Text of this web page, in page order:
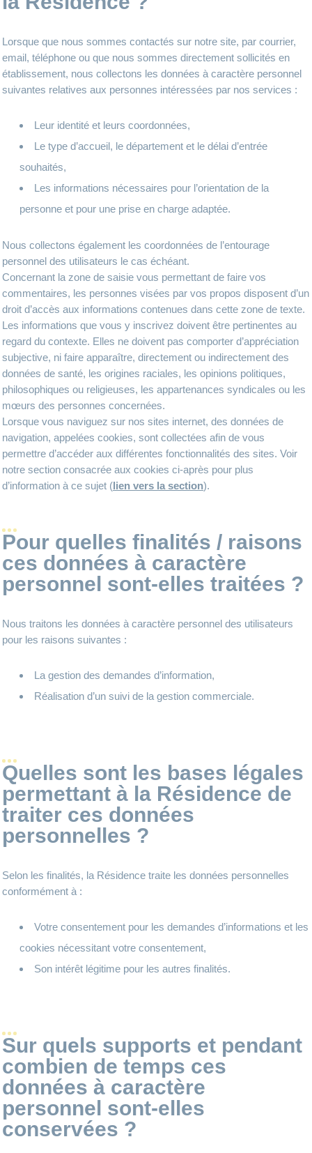
Lorsque que nous sommes contactés sur notre site, par courrier,
email, téléphone ou que nous sommes directement sollicités en
établissement, nous collectons les données à caractère personnel
suivantes relatives aux personnes intéressées par nos services :
Leur identité et leurs coordonnées,
Le type d’accueil, le département et le délai d’entrée
souhaités,
Les informations nécessaires pour l’orientation de la
personne et pour une prise en charge adaptée.
Nous collectons également les coordonnées de l’entourage
personnel des utilisateurs le cas échéant.
Concernant la zone de saisie vous permettant de faire vos
commentaires, les personnes visées par vos propos disposent d’un
droit d’accès aux informations contenues dans cette zone de texte.
Les informations que vous y inscrivez doivent être pertinentes au
regard du contexte. Elles ne doivent pas comporter d’appréciation
subjective, ni faire apparaître, directement ou indirectement des
données de santé, les origines raciales, les opinions politiques,
philosophiques ou religieuses, les appartenances syndicales ou les
mœurs des personnes concernées.
Lorsque vous naviguez sur nos sites internet, des données de
navigation, appelées cookies, sont collectées afin de vous
permettre d’accéder aux différentes fonctionnalités des sites. Voir
notre section consacrée aux cookies ci-après pour plus
d’information à ce sujet (lien vers la section).
Pour quelles finalités / raisons
ces données à caractère
personnel sont-elles traitées ?
Nous traitons les données à caractère personnel des utilisateurs
pour les raisons suivantes :
La gestion des demandes d’information,
Réalisation d’un suivi de la gestion commerciale.
Quelles sont les bases légales
permettant à la Résidence de
traiter ces données
personnelles ?
Selon les finalités, la Résidence traite les données personnelles
conformément à :
Votre consentement pour les demandes d’informations et les
cookies nécessitant votre consentement,
Son intérêt légitime pour les autres finalités.
Sur quels supports et pendant
combien de temps ces
données à caractère
personnel sont-elles
conservées ?